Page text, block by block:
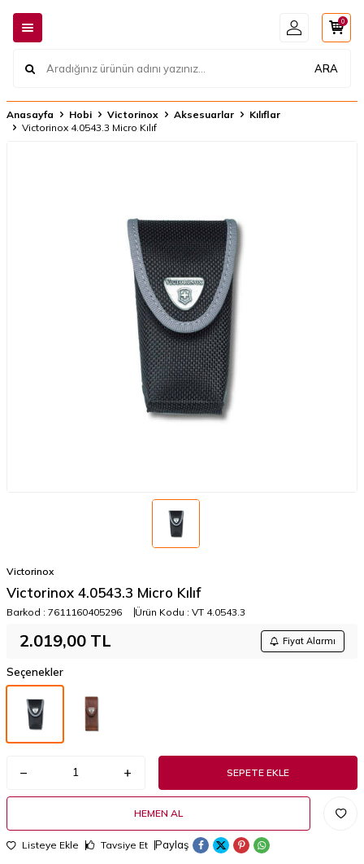
ARA
0
Anasayfa Hobi Victorinox Aksesuarlar
Kılıflar
Victorinox 4.0543.3 Micro Kılıf
Victorinox
Victorinox 4.0543.3 Micro Kılıf
Barkod : 7611160405296 Ürün Kodu : VT 4.0543.3
2.019,00 TL Fiyat Alarmı
Seçenekler
SEPETE EKLE
HEMEN AL
Listeye Ekle Tavsiye Et Paylaş